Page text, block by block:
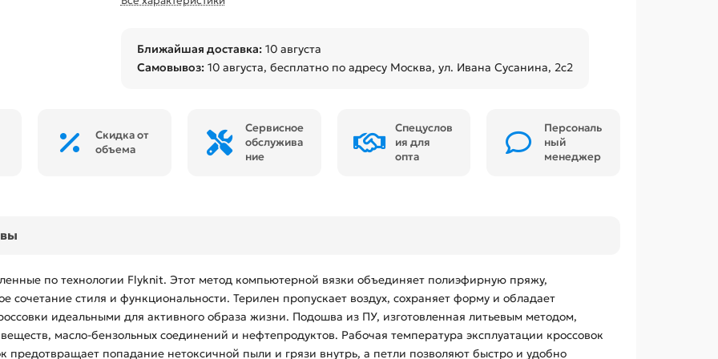
Ближайшая доставка: 10 августа
Самовывоз: 10 августа, бесплатно по адресу Москва, ул. Ивана Сусанина, 2с2
Скидка от
объема
Сервисное
обслужива
ние
Спецуслов
ия для
опта
Персональ
ный
менеджер
по технологии Flyknit. Этот метод компьютерной вязки объединяет полиэфирную пряжу,
стиля и функциональности. Терилен пропускает воздух, сохраняет форму и обладает
идеальными для активного образа жизни. Подошва из ПУ, изготовленная литьевым методом,
масло-бензольных соединений и нефтепродуктов. Рабочая температура эксплуатации кроссовок
предотвращает попадание нетоксичной пыли и грязи внутрь, а петли позволяют быстро и удобно